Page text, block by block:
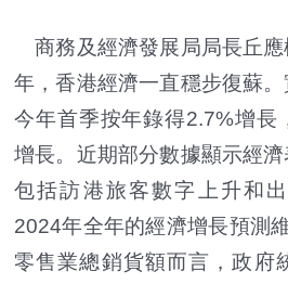
商務及經濟發展局局長丘應
年，香港經濟一直穩步復蘇
今年首季按年錄得2.7%增長
增長。近期部分數據顯示經濟
包括訪港旅客數字上升和
2024年全年的經濟增長預測
零售業總銷貨額而言，政府